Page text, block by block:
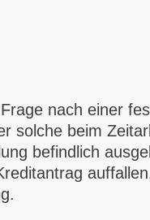
nach einer
solche beim
befindlich